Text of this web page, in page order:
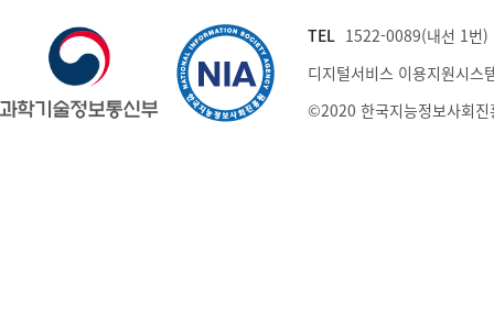
TEL 1522-0089(내선 1번
디지털서비스 이용지원시스
©2020 한국지능정보사회진